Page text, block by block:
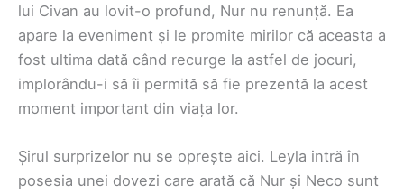
lui Civan au lovit-o profund, Nur nu renunță. Ea
apare la eveniment și le promite mirilor că aceasta a
fost ultima dată când recurge la astfel de jocuri,
implorându-i să îi permită să fie prezentă la acest
moment important din viața lor.
Șirul surprizelor nu se oprește aici. Leyla intră în
posesia unei dovezi care arată că Nur și Neco sunt